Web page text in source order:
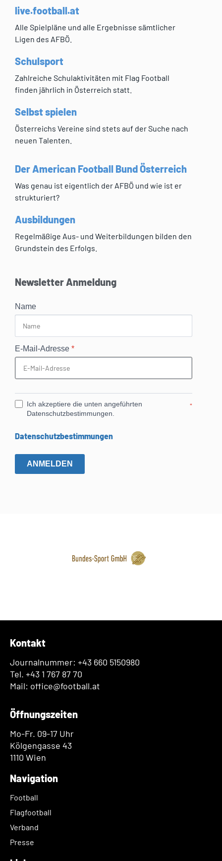
live.football.at
Alle Spielpläne und alle Ergebnisse sämtlicher
Ligen des AFBÖ.
Schulsport
Zahlreiche Schulaktivitäten mit Flag Football
finden jährlich in Österreich statt.
Selbst spielen
Österreichs Vereine sind stets auf der Suche nach
neuen Talenten.
Der American Football Bund Österreich
Was genau ist eigentlich der AFBÖ und wie ist er
strukturiert?
Ausbildungen
Regelmäßige Aus- und Weiterbildungen bilden den
Grundstein des Erfolgs.
Newsletter Anmeldung
Name
E-Mail-Adresse *
Ich akzeptiere die unten angeführten
Datenschutzbestimmungen.
*
Datenschutzbestimmungen
ANMELDEN
Kontakt
Journalnummer: +43 660 5150980
Tel. +43 1 767 87 70
Mail: office@football.at
Öffnungszeiten
Mo-Fr. 09-17 Uhr
Kölgengasse 43
1110 Wien
Navigation
Football
Flagfootball
Verband
Presse